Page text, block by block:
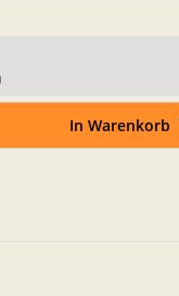
In Warenkorb